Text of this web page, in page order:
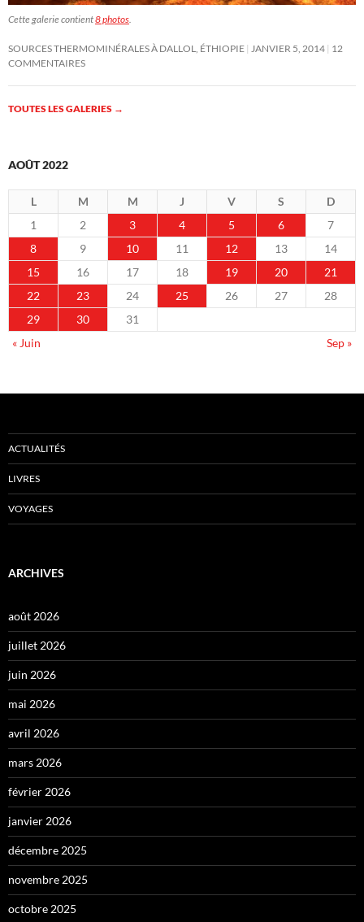
Cette galerie contient8 photos.
SOURCES THERMOMINÉRALES À DALLOL, ÉTHIOPIE JANVIER 5, 2014 12
COMMENTAIRES
TOUTES LES GALERIES →
AOÛT 2022
L M M J V S
D
1
2 3 4 5 6
7
8
9 10 11 12 13
14
15
16 17 18 19 20
21
22
23 24 25 26 27
28
29
30
31
« Juin
Sep »
ACTUALITÉS
LIVRES
VOYAGES
ARCHIVES
août 2026
juillet 2026
juin 2026
mai 2026
avril 2026
mars 2026
février 2026
janvier 2026
décembre 2025
novembre 2025
octobre 2025